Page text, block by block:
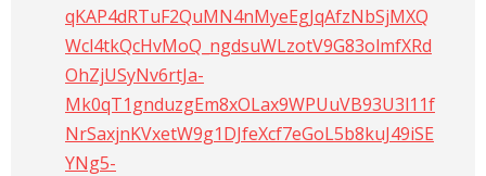
qKAP4dRTuF2QuMN4nMyeEgJqAfzNbSjMXQ
Wcl4tkQcHvMoQ_ngdsuWLzotV9G83olmfXRd
OhZjUSyNv6rtJa-
Mk0qT1gnduzgEm8xOLax9WPUuVB93U3l11f
NrSaxjnKVxetW9g1DJfeXcf7eGoL5b8kuJ49iSE
YNg5-